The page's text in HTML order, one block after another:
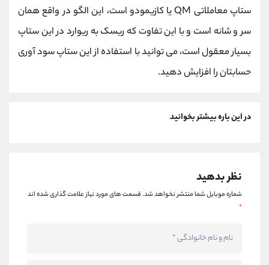
ستاپ معاملاتی QM یا کازیمودو است، این الگو در واقع همان
سر و شانه است و با این تفاوت که ریسک به ریوارد در این ستاپ
بسیار معقول است، می توانید با استفاده از این ستاپ سود آوری
حسابتان را افزایش دهید.
در این باره بیشتر بخوانید
نظر بدهید
شماره موبایل شما منتشر نخواهد شد.قسمت های مورد نیاز علامت گذاری شده اند
*